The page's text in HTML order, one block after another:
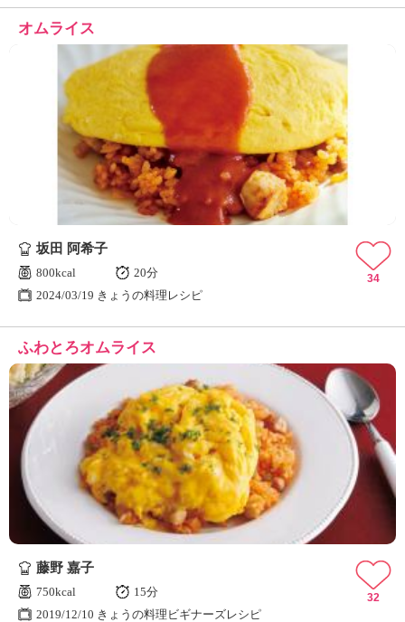
オムライス
坂田 阿希子
800kcal
20分
2024/03/19 きょうの料理レシピ
34
ふわとろオムライス
藤野 嘉子
750kcal
15分
2019/12/10 きょうの料理ビギナーズレシピ
32